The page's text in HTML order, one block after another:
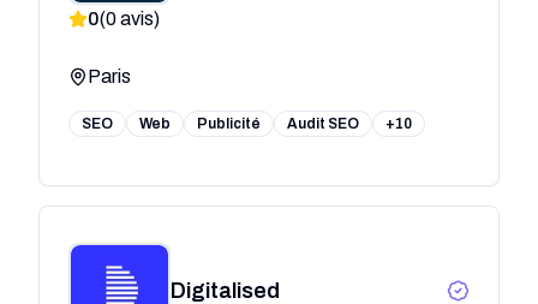
0(0avis)
Paris
SEO Web Publicité Audit SEO +10
Digitalised